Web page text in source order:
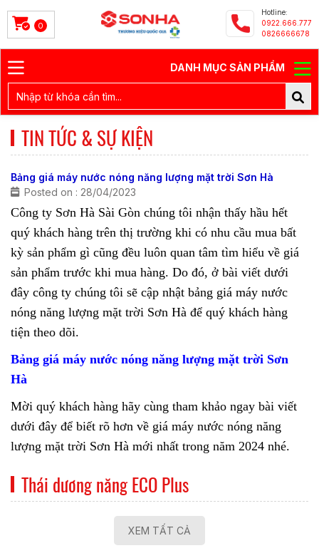
0
Hotline:
0922.666.777
0826666678
DANH MỤC SẢN PHẨM
TIN TỨC & SỰ KIỆN
Bảng giá máy nước nóng năng lượng mặt trời Sơn Hà
Posted on : 28/04/2023
Công ty Sơn Hà Sài Gòn chúng tôi nhận thấy hầu hết
quý khách hàng trên thị trường khi có nhu cầu mua bất
kỳ sản phẩm gì cũng đều luôn quan tâm tìm hiểu về giá
sản phẩm trước khi mua hàng. Do đó, ở bài viết dưới
đây công ty chúng tôi sẽ cập nhật bảng giá máy nước
nóng năng lượng mặt trời Sơn Hà để quý khách hàng
tiện theo dõi.
Bảng giá máy nước nóng năng lượng mặt trời Sơn
Hà
Mời quý khách hàng hãy cùng tham khảo ngay bài viết
dưới đây để biết rõ hơn về giá máy nước nóng năng
lượng mặt trời Sơn Hà mới nhất trong năm 2024 nhé.
Thái dương năng ECO Plus
XEM TẤT CẢ